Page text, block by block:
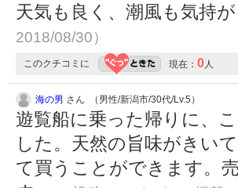
天気も良く、潮風も気持
2018/08/30）
このクチコミに 現在： 0 人
海の男 さん （男性/新潟市/30代/Lv.5）
遊覧船に乗った帰りに、
した。天然の旨味がきい
て買うことができます。